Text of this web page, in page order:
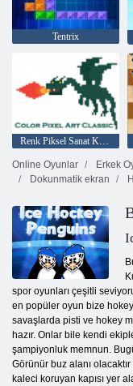
Tentrix
Renk Piksel Sanat Klasik
Online Oyunlar
Erkek
Dokunmatik ekran
spor oyunları çeşitli
en popüler oyun bize
savaşlarda pisti ve hokey
hazır. Onlar bile kendi
şampiyonluk memnun.
Görünür buz alanı
kaleci koruyan kapısı yer